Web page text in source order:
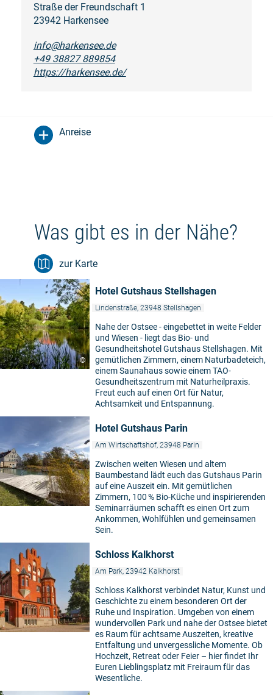
Straße der Freundschaft 1
23942 Harkensee
info@harkensee.de
+49 38827 889854
https://harkensee.de/
Anreise
Was gibt es in der Nähe?
zur Karte
©
Hotel Gutshaus Stellshagen
Lindenstraße, 23948 Stellshagen
Nahe der Ostsee - eingebettet in weite Felder
und Wiesen - liegt das Bio- und
Gesundheitshotel Gutshaus Stellshagen. Mit
gemütlichen Zimmern, einem Naturbadeteich,
einem Saunahaus sowie einem TAO-
Gesundheitszentrum mit Naturheilpraxis.
Freut euch auf einen Ort für Natur,
Achtsamkeit und Entspannung.
Hotel Gutshaus Parin
Am Wirtschaftshof, 23948 Parin
Zwischen weiten Wiesen und altem
Baumbestand lädt euch das Gutshaus Parin
auf eine Auszeit ein. Mit gemütlichen
Zimmern, 100 % Bio-Küche und inspirierenden
Seminarräumen schafft es einen Ort zum
Ankommen, Wohlfühlen und gemeinsamen
Sein.
Schloss Kalkhorst
Am Park, 23942 Kalkhorst
Schloss Kalkhorst verbindet Natur, Kunst und
Geschichte zu einem besonderen Ort der
Ruhe und Inspiration. Umgeben von einem
wundervollen Park und nahe der Ostsee bietet
es Raum für achtsame Auszeiten, kreative
Entfaltung und unvergessliche Momente. Ob
Hochzeit, Retreat oder Feier – hier findet Ihr
Euren Lieblingsplatz mit Freiraum für das
Wesentliche.